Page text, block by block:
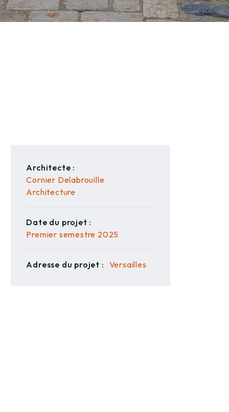
Architecte :
Cornier Delabrouille
Architecture
Date du projet :
Premier semestre 2025
Adresse du projet : Versailles